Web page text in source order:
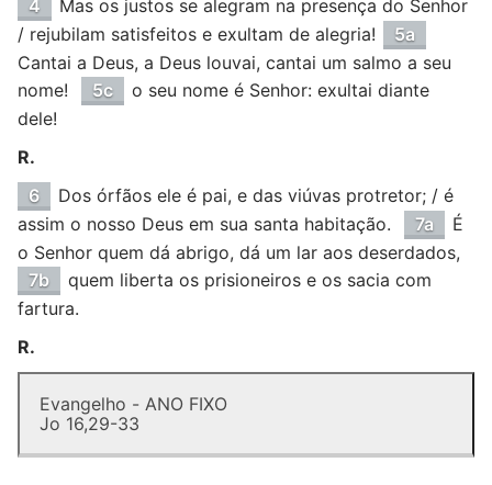
4
Mas os justos se alegram na presença do Senhor
/ rejubilam satisfeitos e exultam de alegria!
5a
Cantai a Deus, a Deus louvai, cantai um salmo a seu
nome!
5c
o seu nome é Senhor: exultai diante
dele!
R.
6
Dos órfãos ele é pai, e das viúvas protretor; / é
assim o nosso Deus em sua santa habitação.
7a
É
o Senhor quem dá abrigo, dá um lar aos deserdados,
7b
quem liberta os prisioneiros e os sacia com
fartura.
R.
Evangelho - ANO FIXO
Jo 16,29-33